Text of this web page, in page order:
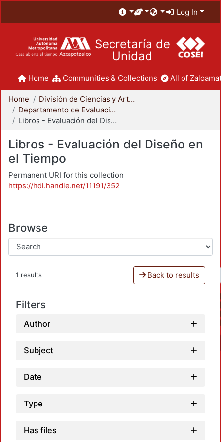
Log In
Secretaría de
Unidad
Home Communities & Collections All of
Home
División de Ciencias y Artes para el Diseño
Departamento de Evaluación del Diseño en el Tiempo
Libros - Evaluación del Diseño en el Tiempo
Libros - Evaluación del Diseño en
el Tiempo
Permanent URI for this collection
https://hdl.handle.net/11191/352
Browse
1 results Back to results
Filters
Author
Subject
Date
Type
Has files